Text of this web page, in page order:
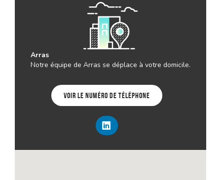
Arras
Notre équipe de Arras se déplace à votre domicile.
Voir le numéro de téléphone